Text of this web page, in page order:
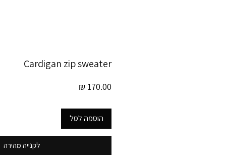
Cardigan zip sweater
הוספה לסל
לקנייה מהירה